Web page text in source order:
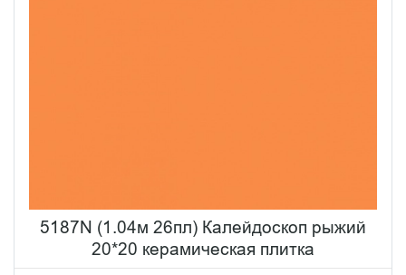
5187N (1.04м 26пл) Калейдоскоп рыжий
20*20 керамическая плитка